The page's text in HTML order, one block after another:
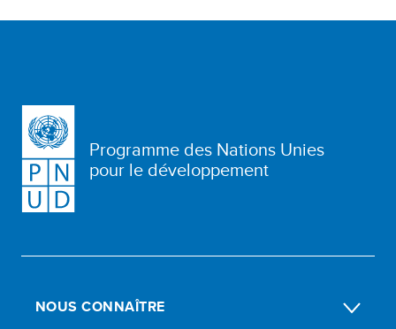
Programme des Nations Unies
pour le développement
NOUS CONNAÎTRE